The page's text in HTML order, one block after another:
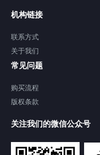
TCU温度控制单元
Chiller气体控温系统
机构链接
联系方式
关于我们
常见问题
购买流程
版权条款
关注我们的微信公众号